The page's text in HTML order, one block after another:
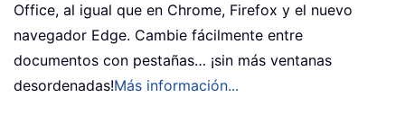
Office, al igual que en Chrome, Firefox y el nuevo
navegador Edge. Cambie fácilmente entre
documentos con pestañas… ¡sin más ventanas
desordenadas!Más información...